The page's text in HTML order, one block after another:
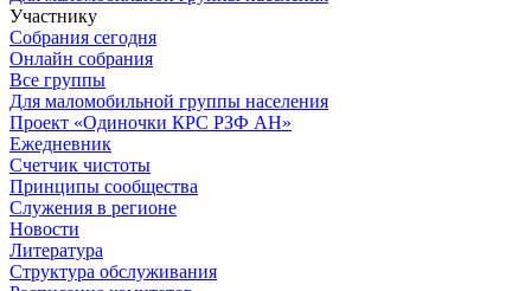
Участнику
Собрания сегодня
Онлайн собрания
Все группы
Для маломобильной группы населения
Проект «Одиночки КРС РЗФ АН»
Ежедневник
Счетчик чистоты
Принципы сообщества
Служения в регионе
Новости
Литература
Структура обслуживания